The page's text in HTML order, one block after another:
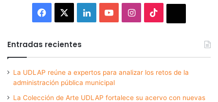
Facebook LinkedInYouTubeInstagram
Entradas recientes
La UDLAP reúne a expertos para analizar los retos de la
administración pública municipal
La Colección de Arte UDLAP fortalece su acervo con nuevas